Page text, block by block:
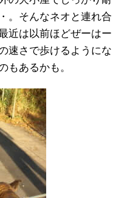
。そんなネオと連れ合
近は以前ほどぜーはー
速さで歩けるようにな
もあるかも。